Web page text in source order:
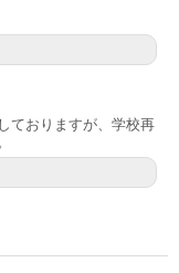
ておりますが、学校再